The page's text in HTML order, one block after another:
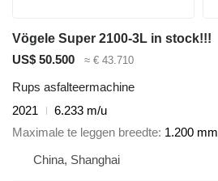
Vögele Super 2100-3L in stock!!!
US$ 50.500
≈ € 43.710
Rups asfalteermachine
2021
6.233 m/u
Maximale te leggen breedte 1.200 mm
China, Shanghai